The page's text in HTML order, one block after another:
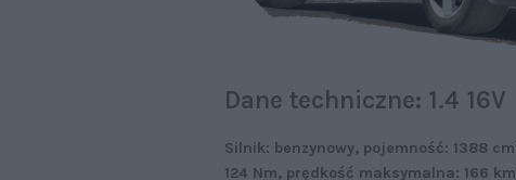
Dane techniczne: 1.4 16V
Silnik: benzynowy, pojemność: 1388 cm
124 Nm, prędkość maksymalna: 166